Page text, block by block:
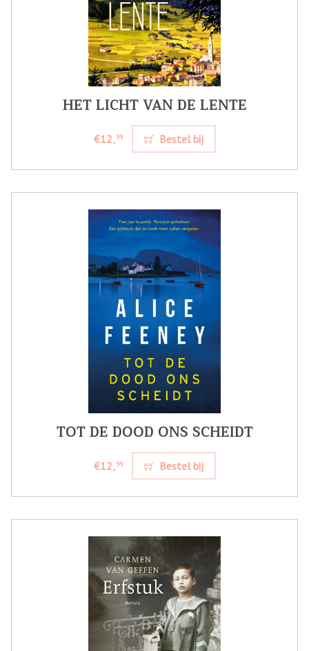
HET LICHT VAN DE LENTE
€12,99 Bestel bij
TOT DE DOOD ONS SCHEIDT
€12,99 Bestel bij